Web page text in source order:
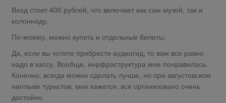
Вход стоит 400 рублей, что включает как сам музей, так и
колоннаду.
По-моему, можно купить и отдельные билеты.
Да, если вы хотите прибрести аудиогид, то вам все равно
надо в кассу. Вообще, инрфраструктура мне понравилась.
Конечно, всегда можно сделать лучше, но при августовском
наплыве туристов, мне кажется, все организовано очень
достойно.